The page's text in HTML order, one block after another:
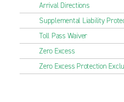
Arrival Directions
Supplemental Liability
Toll Pass Waiver
Zero Excess
Zero Excess Protection